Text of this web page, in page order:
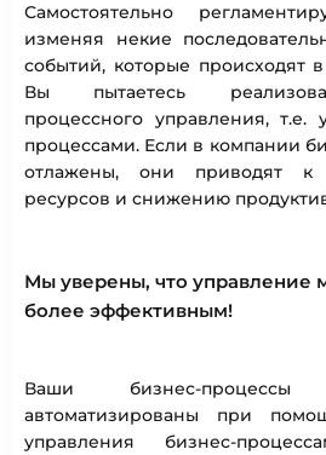
Самостоятельно
изменяя некие
событий, которые происходят
Вы пытаетесь
процессного управления, т.е.
процессами. Если в компании
отлажены, они приводят к
ресурсов и снижению
Мы уверены, что управление
более эффективным!
Ваши бизнес-
автоматизированы при
управления бизнес-